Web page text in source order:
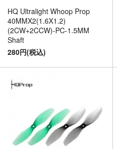
HQ Ultralight Whoop Prop
40MMX2(1.6X1.2)
(2CW+2CCW)-PC-1.5MM
Shaft
280円(税込)